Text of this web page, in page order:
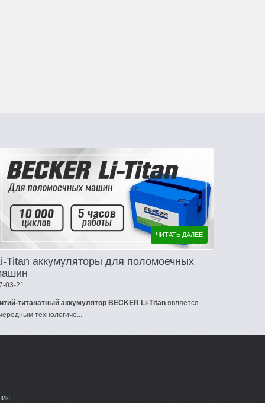
ЧИТАТЬ ДАЛЕЕ
Titan аккумуляторы для поломоечных
03-21
титанатный аккумулятор BECKER Li-Titan является
технологиче...